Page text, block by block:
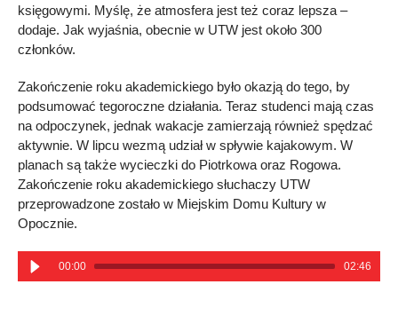
księgowymi. Myślę, że atmosfera jest też coraz lepsza –
dodaje. Jak wyjaśnia, obecnie w UTW jest około 300
członków.
Zakończenie roku akademickiego było okazją do tego, by
podsumować tegoroczne działania. Teraz studenci mają czas
na odpoczynek, jednak wakacje zamierzają również spędzać
aktywnie. W lipcu wezmą udział w spływie kajakowym. W
planach są także wycieczki do Piotrkowa oraz Rogowa.
Zakończenie roku akademickiego słuchaczy UTW
przeprowadzone zostało w Miejskim Domu Kultury w
Opocznie.
00:00 02:46